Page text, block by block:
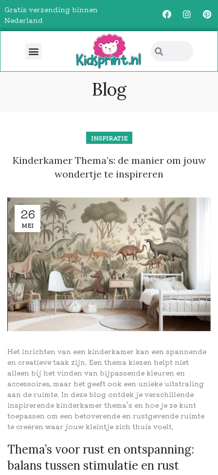
Gratis verzending binnen
Nederland
Blog
INSPIRATIE
Kinderkamer Thema’s: de manier om jouw
wondertje te inspireren
26
MEI
Het inrichten van een kinderkamer kan een spannende
en creatieve taak zijn. Een thema kiezen helpt niet
alleen bij het vinden van bijpassende kleuren en
accessoires, maar het geeft ook een unieke uitstraling
aan de ruimte. In deze blog ontdek je verschillende
inspirerende kinderkamer thema’s en hoe je ze kunt
toepassen om een betoverende en rustgevende ruimte
te creëren waar jouw kleintje zich thuis voelt.
Thema’s voor rust en ontspanning:
balans tussen stimulatie en rust